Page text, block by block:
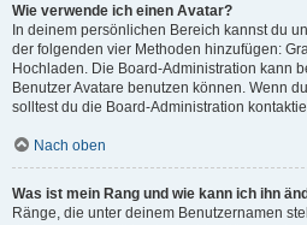
Wie verwende ich einen Avatar?
In deinem persönlichen Bereich kannst du
der folgenden vier Methoden hinzufügen:
Hochladen. Die Board-Administration kann
Benutzer Avatare benutzen können. Wenn
solltest du die Board-Administration
Nach oben
Was ist mein Rang und wie kann ich ihn
Ränge, die unter deinem Benutzernamen